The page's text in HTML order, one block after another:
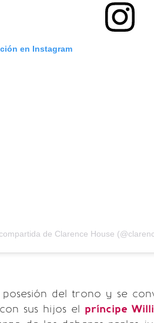
en Instagram
de Clarence House
del trono y se
sus hijos el príncipe